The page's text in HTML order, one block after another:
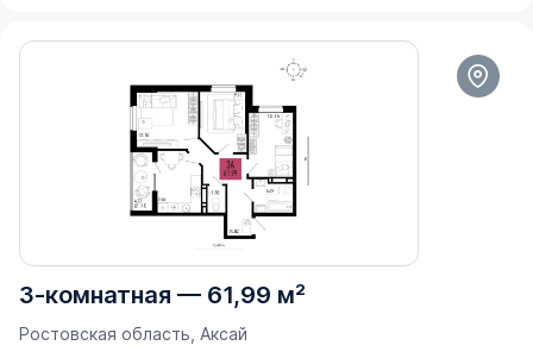
3-комнатная — 61,99 м²
Ростовская область, Аксай